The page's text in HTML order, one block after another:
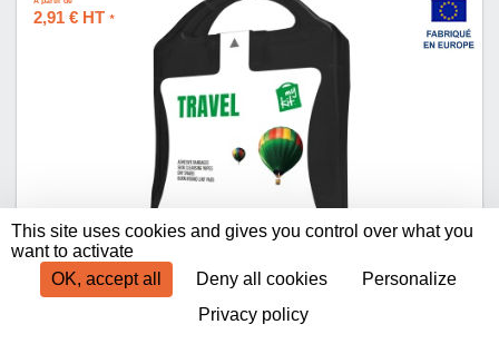
2,91 € HT *
MYKIT VOYAGE
This site uses cookies and gives you control over what you
want to activate
OK, accept all
Deny all cookies
Personalize
Privacy policy